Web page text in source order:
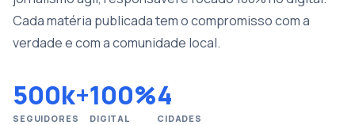
Cada matéria publicada tem o compromisso com a
verdade e com a comunidade local.
500k+
SEGUIDORES
100%
DIGITAL
4
CIDADES